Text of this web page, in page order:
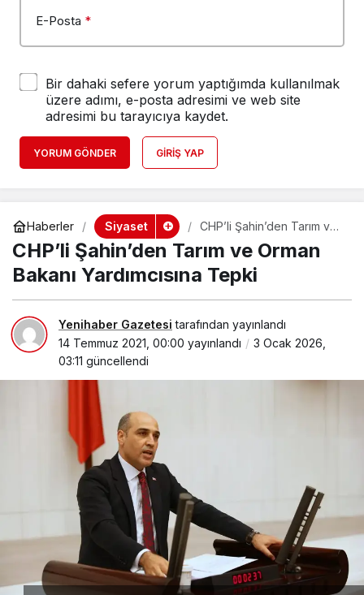
E-Posta *
Bir dahaki sefere yorum yaptığımda kullanılmak
üzere adımı, e-posta adresimi ve web site
adresimi bu tarayıcıya kaydet.
YORUM GÖNDER GIRIŞ YAP
Haberler Siyaset
CHP’li Şahin’den Tarım ve
Tepki
CHP’li Şahin’den Tarım ve Orman
Bakanı Yardımcısına Tepki
Yenihaber Gazetesi tarafından yayınlandı
14 Temmuz 2021, 00:00 yayınlandı
3 Ocak 2026,
03:11 güncellendi